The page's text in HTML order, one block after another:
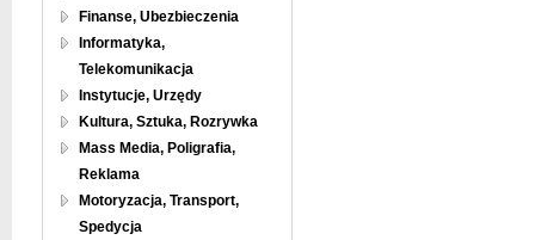
Finanse, Ubezbieczenia
Informatyka,
Telekomunikacja
Instytucje, Urzędy
Kultura, Sztuka, Rozrywka
Mass Media, Poligrafia,
Reklama
Motoryzacja, Transport,
Spedycja